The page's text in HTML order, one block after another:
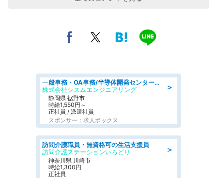
＞
一般事務・OA事務/半導体開発センター内で事務&軽作業スタッフ、募集
株式会社シスムエンジニアリング
静岡県 裾野市
時給1,550円～
正社員 / 派遣社員
スポンサー：求人ボックス
＞
訪問介護職員・無資格可の生活支援員
訪問介護ステーションいろどり
神奈川県 川崎市
時給1,300円
正社員